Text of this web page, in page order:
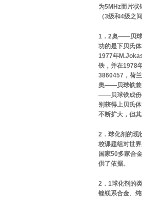
为5MHz而片状
（3级和4级之
1．2奥——贝球
功的是下贝氏
1977年
铁，并在1978
3860457，荷
奥——贝球铁兼
——贝球铁成份
别获得上贝氏
不断扩大，但
2．球化剂的现
校课题组对世
国家50多家合
供了依据。
2．1球化剂的
镍镁系合金、